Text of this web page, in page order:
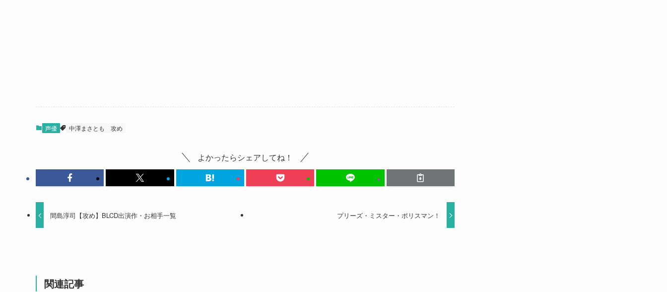
声優 中澤まさとも 攻め
よかったらシェアしてね！
間島淳司【攻め】BLCD出演作・お相手一覧 プリーズ・ミスター・ポリスマン！
関連記事